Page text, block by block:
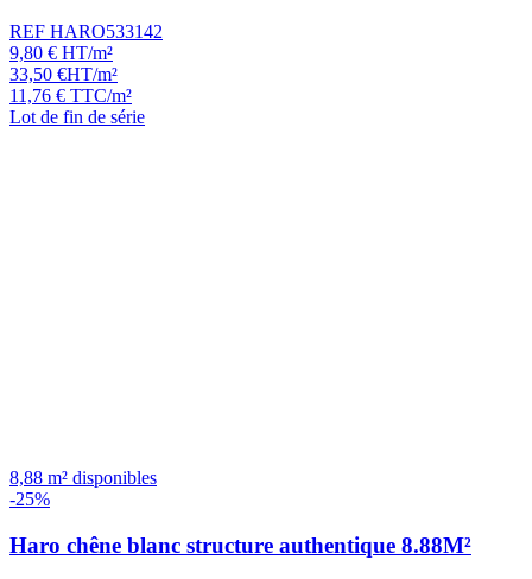
REF HARO533142
9,80 € HT/m²
33,50 €HT/m²
11,76 € TTC/m²
Lot de fin de série
8,88 m² disponibles
-25%
Haro chêne blanc structure authentique 8.88M²